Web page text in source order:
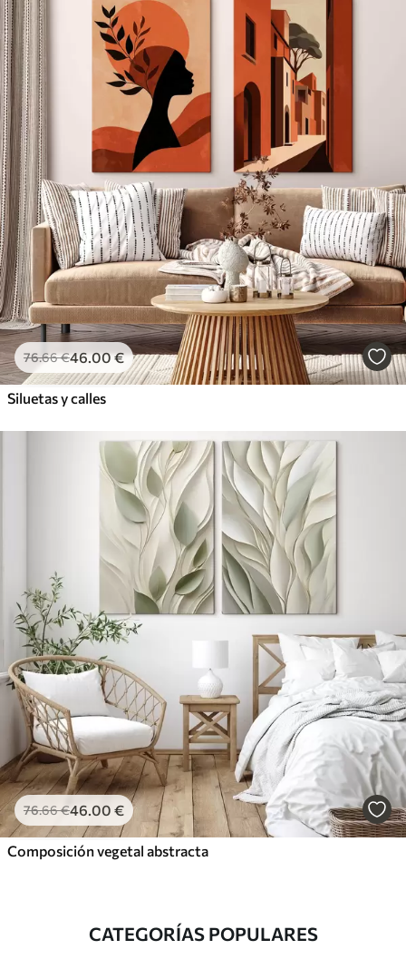
76.66€46.00€
Siluetas y calles
76.66€46.00 €
Composición vegetal abstracta
CATEGORÍAS POPULARES